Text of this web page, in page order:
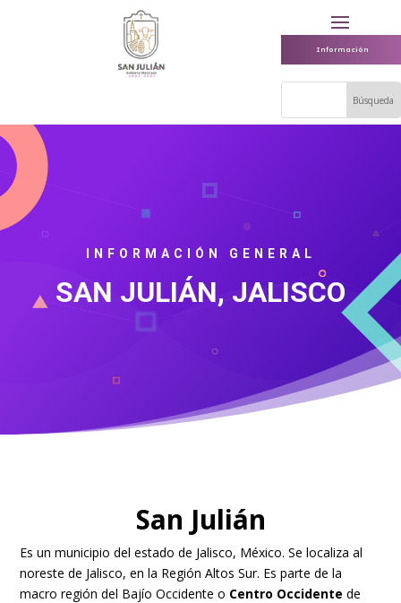
Información
INFORMACIÓN GENERAL
SAN JULIÁN, JALISCO
San Julián
Es un municipio del estado de Jalisco, México. Se localiza al
noreste de Jalisco, en la Región Altos Sur. Es parte de la
macro región del Bajío Occidente o Centro Occidente de